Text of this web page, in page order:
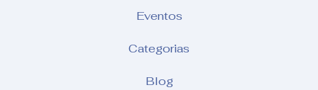
Eventos
Categorias
Blog